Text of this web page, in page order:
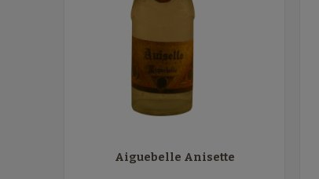
Aiguebelle Anisette